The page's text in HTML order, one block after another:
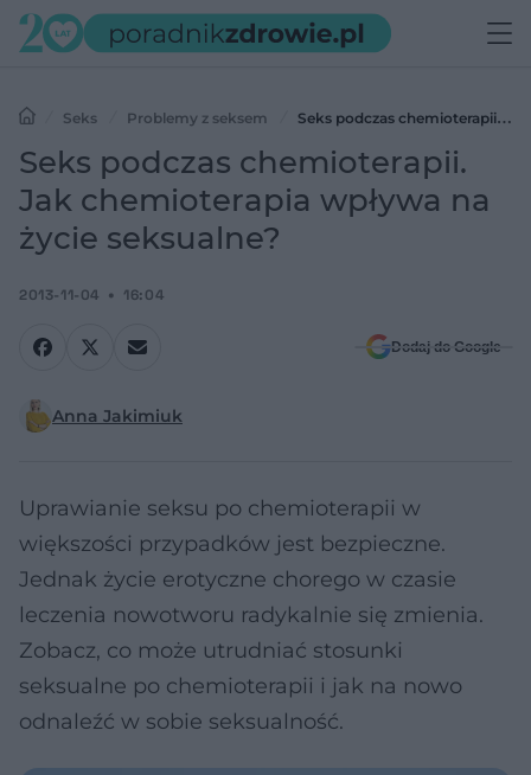
Seks Problemy z seksem
Seks podczas chemioterapii.
Jak chemioterapia wpływa na życie seksualne?
Seks podczas chemioterapii.
Jak chemioterapia wpływa na
życie seksualne?
2013-11-04 16:04
Dodaj do Google
Anna Jakimiuk
Uprawianie seksu po chemioterapii w
większości przypadków jest bezpieczne.
Jednak życie erotyczne chorego w czasie
leczenia nowotworu radykalnie się zmienia.
Zobacz, co może utrudniać stosunki
seksualne po chemioterapii i jak na nowo
odnaleźć w sobie seksualność.